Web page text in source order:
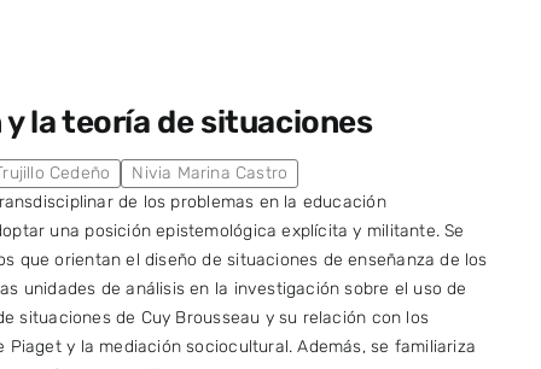
la teoría de situaciones
Cedeño
Nivia Marina Castro
de los problemas en la educación
una posición epistemológica explícita y militante. Se
que orientan el diseño de situaciones de enseñanza de los
unidades de análisis en la investigación sobre el uso de
situaciones de Cuy Brousseau y su relación con los
y la mediación sociocultural. Además, se familiariza